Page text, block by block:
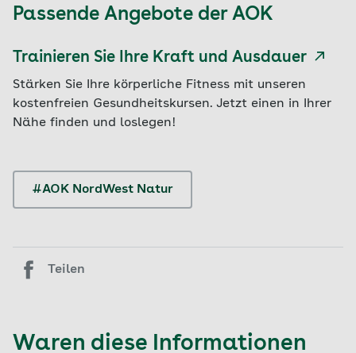
Passende Angebote der AOK
Trainieren Sie Ihre Kraft und Ausdauer
Stärken Sie Ihre körperliche Fitness mit unseren
kostenfreien Gesundheitskursen. Jetzt einen in Ihrer
Nähe finden und loslegen!
#AOK NordWest Natur
Teilen
Waren diese Informationen